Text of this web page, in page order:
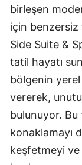
birleşen
için benzersiz
Side Suite &
tatil hayatı
bölgenin yerel
vererek,
bulunuyor. Bu
konaklamayı
keşfetmeyi ve